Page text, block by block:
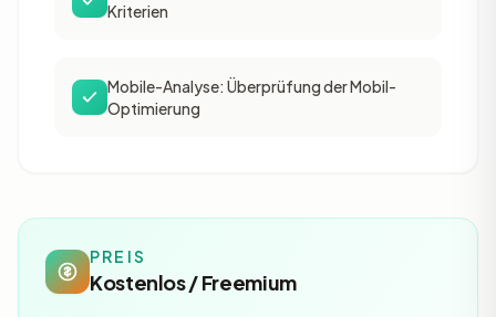
Kriterien
Mobile-Analyse: Überprüfung der Mobil-
Optimierung
PREIS
Kostenlos / Freemium